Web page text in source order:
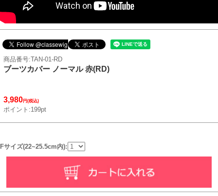
商品番号:TAN-01-RD
ブーツカバー ノーマル 赤(RD)
3,980円(税込)
ポイント:199pt
Fサイズ(22~25.5cm内):